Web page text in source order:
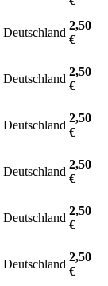
Deutschland
2,50
€
Deutschland
2,50
€
Deutschland
2,50
€
Deutschland
2,50
€
Deutschland
2,50
€
Deutschland
2,50
€